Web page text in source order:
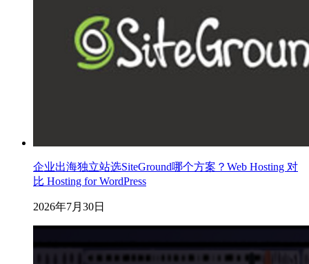
企业出海独立站选SiteGround哪个方案？Web Hosting 对
比 Hosting for WordPress
2026年7月30日